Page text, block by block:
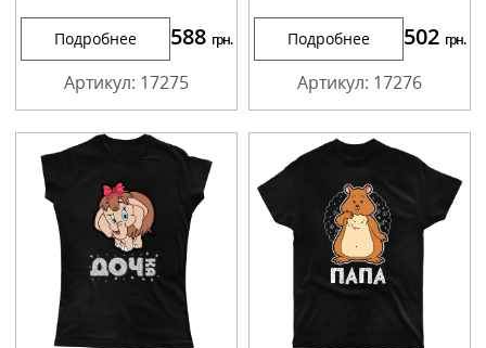
Подробнее 588 грн.
Артикул: 17275
Подробнее 502 грн.
Артикул: 17276